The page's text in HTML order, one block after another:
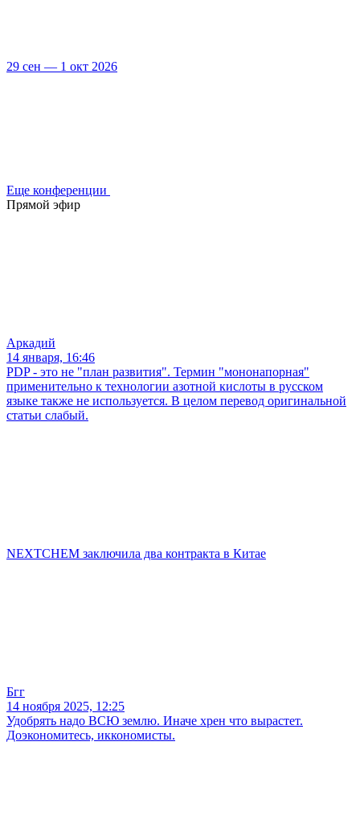
29 сен — 1 окт 2026
Еще конференции
Прямой эфир
Аркадий
14 января, 16:46
PDP - это не "план развития". Термин "мононапорная"
применительно к технологии азотной кислоты в русском
языке также не используется. В целом перевод оригинальной
статьи слабый.
NEXTCHEM заключила два контракта в Китае
Бгг
14 ноября 2025, 12:25
Удобрять надо ВСЮ землю. Иначе хрен что вырастет.
Доэкономитесь, иккономисты.